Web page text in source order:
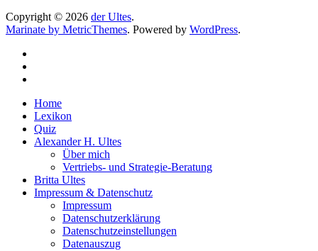
Copyright © 2026 der Ultes.
Marinate by MetricThemes. Powered by WordPress.
Home
Lexikon
Quiz
Alexander H. Ultes
Über mich
Vertriebs- und Strategie-Beratung
Britta Ultes
Impressum & Datenschutz
Impressum
Datenschutzerklärung
Datenschutzeinstellungen
Datenauszug